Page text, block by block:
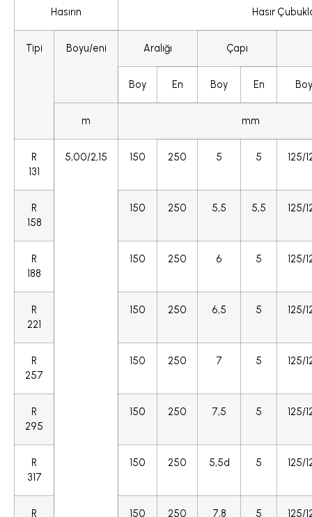
Hasırın Hasır
Tipi Boyu/eni Aralığı Çapı
Boy En Boy En Boy
m mm
R
131
5,00/2,15 150 250 5 5 125/
R
158
150 250 5,5 5,5 125/
R
188
150 250 6 5 125/
R
221
150 250 6,5 5 125/
R
257
150 250 7 5 125/
R
295
150 250 7,5 5 125/
R
317
150 250 5,5d 5 125/
R
150 250 7,8 5 125/